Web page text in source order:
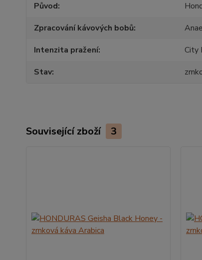
Původ
Zpracování kávových bobů
Intenzita pražení
City
Stav
Související zboží 3